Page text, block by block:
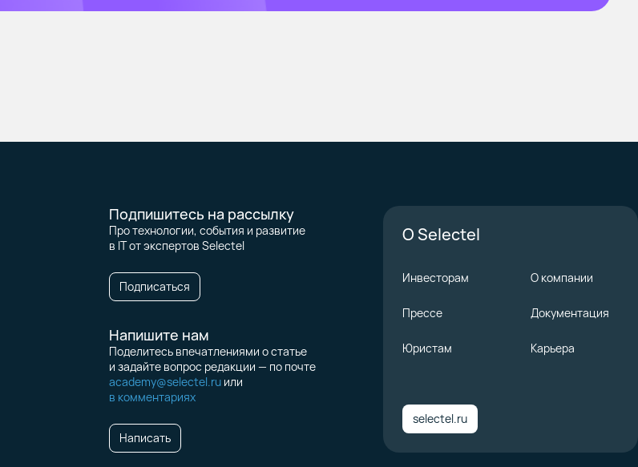
Подпишитесь на рассылку
Про технологии, события и развитие
в IT от экспертов Selectel
Подписаться
Напишите нам
Поделитесь впечатлениями о статье
и задайте вопрос редакции — по почте
academy@selectel.ru или
в комментариях
Написать
О Selectel
Инвесторам О компании
Прессе Документация
Юристам Карьера
selectel.ru